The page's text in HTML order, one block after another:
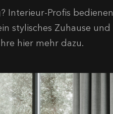
Interieur-Profis bedienen
stylisches Zuhause und
hier mehr dazu.